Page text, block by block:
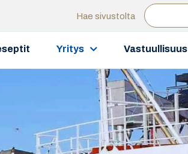
Hae sivustolta
Yritys Vastuullisuus